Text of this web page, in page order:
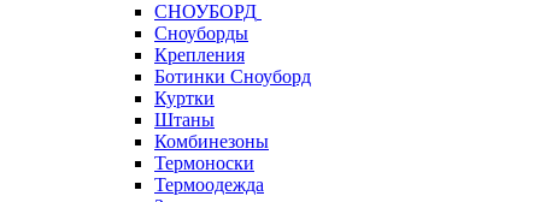
СНОУБОРД
Сноуборды
Крепления
Ботинки Сноуборд
Куртки
Штаны
Комбинезоны
Термоноски
Термоодежда